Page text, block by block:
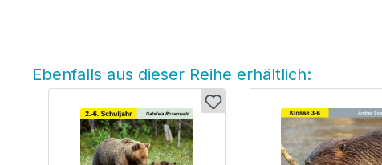
Ebenfalls aus dieser Reihe erhältlich: